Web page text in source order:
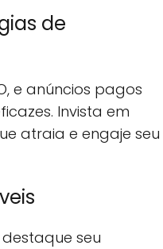
de
e anúncios pagos
Invista em
atraia e engaje seu
seu